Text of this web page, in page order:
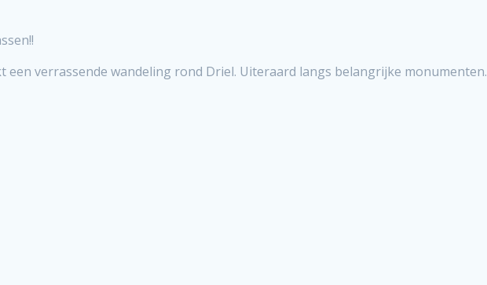
een verrassende wandeling rond Driel. Uiteraard langs belangrijke monumenten.